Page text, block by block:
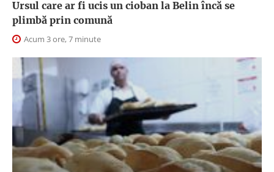
Ursul care ar fi ucis un cioban la Belin încă se
plimbă prin comună
Acum 3 ore, 7 minute